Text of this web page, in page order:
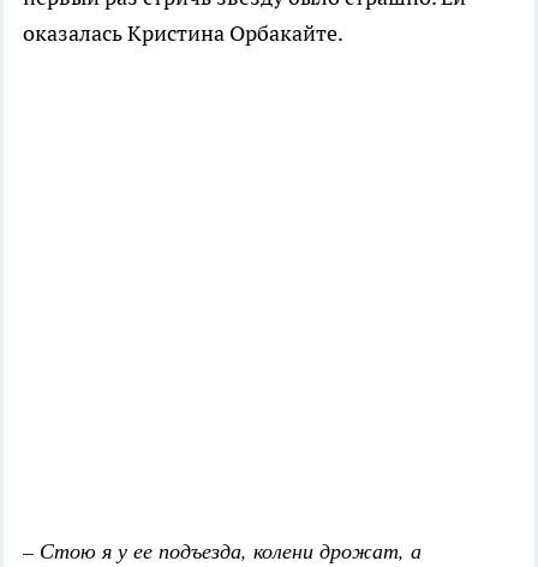
оказалась Кристина Орбакайте.
– Стою я у ее подъезда, колени дрожат, а